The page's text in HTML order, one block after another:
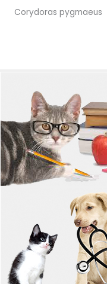
Corydoras pygmaeus